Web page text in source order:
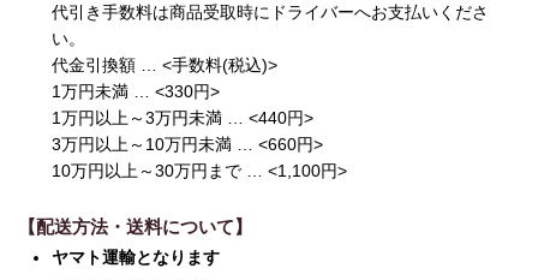
代引き手数料は商品受取時にドライバーへお支払いくださ
い。
代金引換額 … <手数料(税込)>
1万円未満 … <330円>
1万円以上～3万円未満 … <440円>
3万円以上～10万円未満 … <660円>
10万円以上～30万円まで … <1,100円>
【配送方法・送料について】
ヤマト運輸となります